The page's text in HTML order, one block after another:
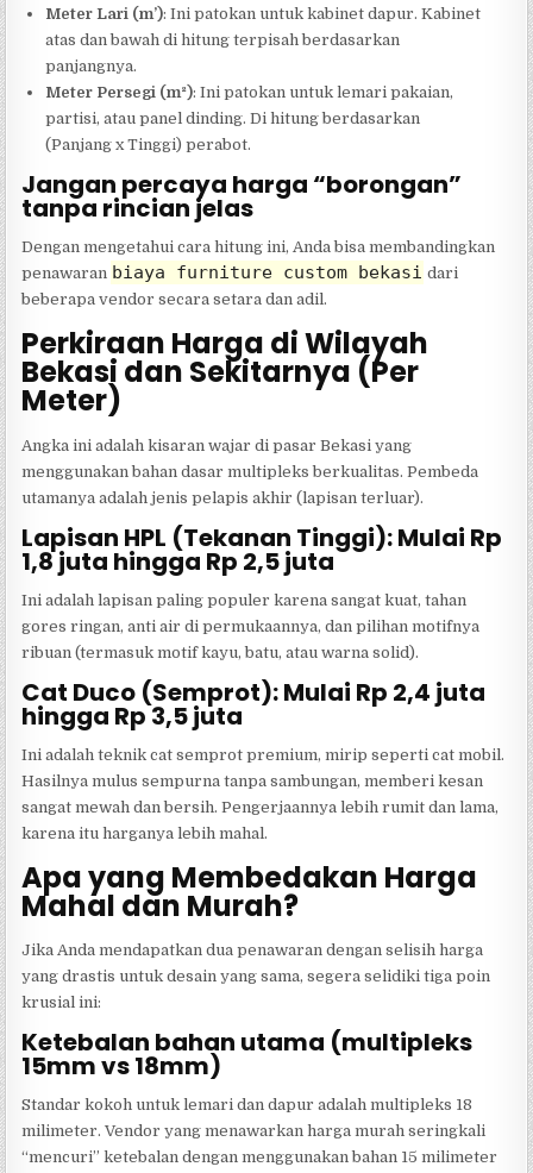
Meter Lari (m’): Ini patokan untuk kabinet dapur. Kabinet
atas dan bawah di hitung terpisah berdasarkan
panjangnya.
Meter Persegi (m²): Ini patokan untuk lemari pakaian,
partisi, atau panel dinding. Di hitung berdasarkan
(Panjang x Tinggi) perabot.
Jangan percaya harga “borongan”
tanpa rincian jelas
Dengan mengetahui cara hitung ini, Anda bisa membandingkan
penawaran biaya furniture custom bekasi dari
beberapa vendor secara setara dan adil.
Perkiraan Harga di Wilayah
Bekasi dan Sekitarnya (Per
Meter)
Angka ini adalah kisaran wajar di pasar Bekasi yang
menggunakan bahan dasar multipleks berkualitas. Pembeda
utamanya adalah jenis pelapis akhir (lapisan terluar).
Lapisan HPL (Tekanan Tinggi): Mulai Rp
1,8 juta hingga Rp 2,5 juta
Ini adalah lapisan paling populer karena sangat kuat, tahan
gores ringan, anti air di permukaannya, dan pilihan motifnya
ribuan (termasuk motif kayu, batu, atau warna solid).
Cat Duco (Semprot): Mulai Rp 2,4 juta
hingga Rp 3,5 juta
Ini adalah teknik cat semprot premium, mirip seperti cat mobil.
Hasilnya mulus sempurna tanpa sambungan, memberi kesan
sangat mewah dan bersih. Pengerjaannya lebih rumit dan lama,
karena itu harganya lebih mahal.
Apa yang Membedakan Harga
Mahal dan Murah?
Jika Anda mendapatkan dua penawaran dengan selisih harga
yang drastis untuk desain yang sama, segera selidiki tiga poin
krusial ini:
Ketebalan bahan utama (multipleks
15mm vs 18mm)
Standar kokoh untuk lemari dan dapur adalah multipleks 18
milimeter. Vendor yang menawarkan harga murah seringkali
“mencuri” ketebalan dengan menggunakan bahan 15 milimeter